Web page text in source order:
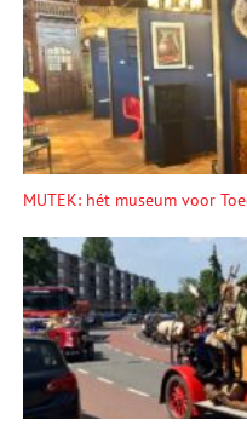
MUTEK: hét museum voor